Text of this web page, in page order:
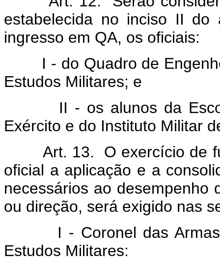
estabelecida no inciso II do
ingresso em QA, os oficiais:
I - do Quadro de
Estudos Militares; e
II - os alunos da Escola
Exército e do Instituto Militar
Art. 13. O exercício de
oficial a aplicação e a
necessários ao desempenho
ou direção, será exigido nas
I - Coronel das Armas
Estudos Militares: